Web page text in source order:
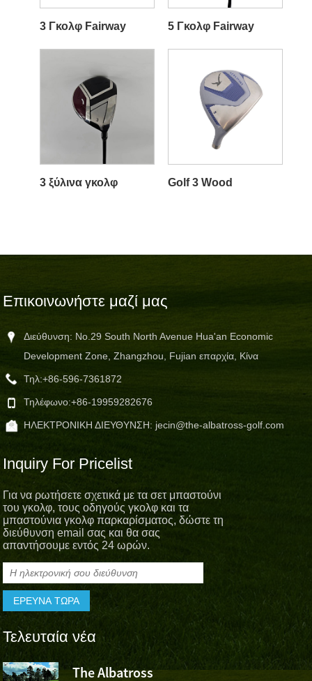
3 Γκολφ Fairway 5 Γκολφ Fairway
3 ξύλινα γκολφ Golf 3 Wood
Επικοινωνήστε μαζί μας
Διεύθυνση: No.29 South North Avenue Hua'an Economic
Development Zone, Zhangzhou, Fujian επαρχία, Κίνα
Τηλ:+86-596-7361872
Τηλέφωνο:+86-19959282676
ΗΛΕΚΤΡΟΝΙΚΗ ΔΙΕΥΘΥΝΣΗ: jecin@the-albatross-golf.com
Inquiry For Pricelist
Για να ρωτήσετε σχετικά με τα σετ μπαστούνι
του γκολφ, τους οδηγούς γκολφ και τα
μπαστούνια γκολφ παρκαρίσματος, δώστε τη
διεύθυνση email σας και θα σας
απαντήσουμε εντός 24 ωρών.
Τελευταία νέα
The Albatross Το